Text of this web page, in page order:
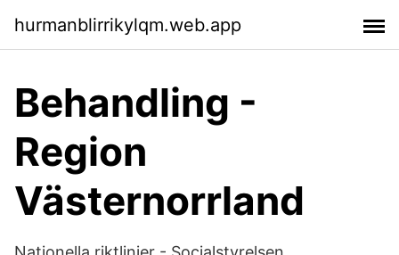
hurmanblirrikylqm.web.app
Behandling -
Region
Västernorrland